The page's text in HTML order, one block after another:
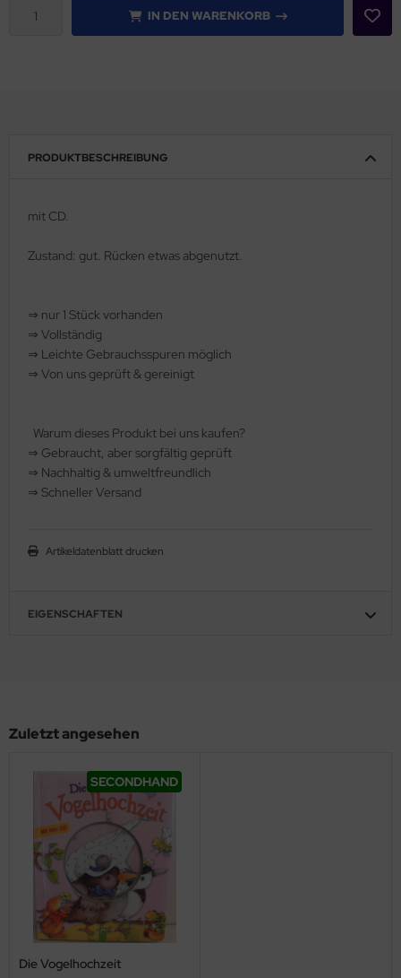
IN DEN WARENKORB
PRODUKTBESCHREIBUNG
mit CD.
Zustand: gut. Rücken etwas abgenutzt.
⇒ nur 1 Stück vorhanden
⇒ Vollständig
⇒ ️ Leichte Gebrauchsspuren möglich
⇒ Von uns geprüft & gereinigt
Warum dieses Produkt bei uns kaufen?
⇒ ️ Gebraucht, aber sorgfältig geprüft
⇒ ️ Nachhaltig & umweltfreundlich
⇒ ️ Schneller Versand
Artikeldatenblatt drucken
EIGENSCHAFTEN
Zuletzt angesehen
SECONDHAND
Die Vogelhochzeit